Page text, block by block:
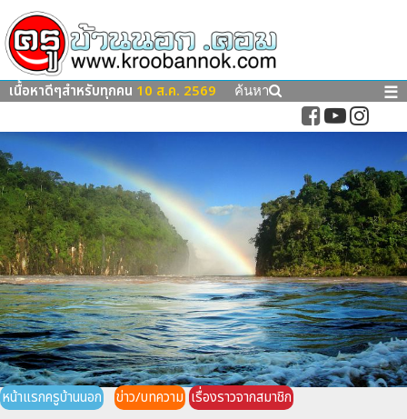
เนื้อหาดีๆสำหรับทุกคน 10 ส.ค. 2569 ค้นหา ☰
หน้าแรกครูบ้านนอก ข่าว/บทความ เรื่องราวจากสมาชิก